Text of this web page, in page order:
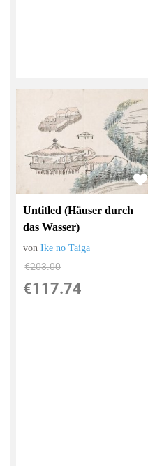
Untitled (Häuser durch
das Wasser)
vonIke no Taiga
€203.00
€117.74